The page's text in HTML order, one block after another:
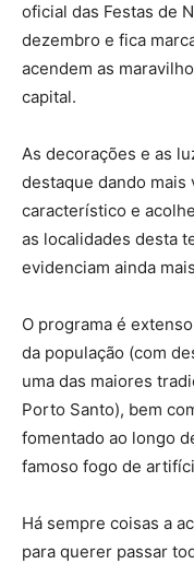
oficial das Festas de
dezembro e fica
acendem as
capital.
As decorações e as
destaque dando mais
característico e
as localidades desta
evidenciam ainda
O programa é
da população (com
uma das maiores
Porto Santo), bem
fomentado ao longo
famoso fogo de
Há sempre coisas a
para querer passar